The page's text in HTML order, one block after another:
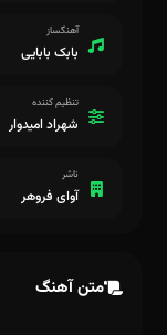
آهنگساز
بابک بابایی
تنظیم کننده
شهراد اميدوار
ناشر
آوای فروهر
متن آهنگ